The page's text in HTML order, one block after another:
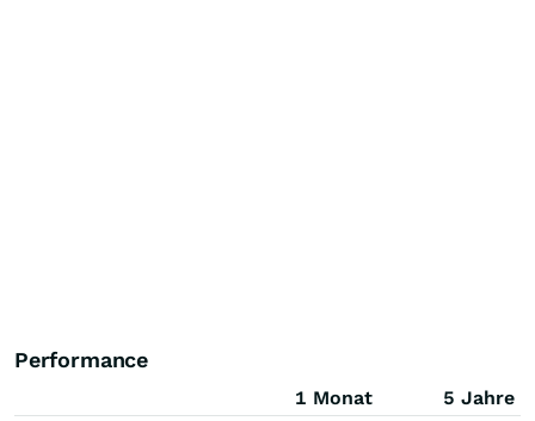
Performance
1 Monat
5 Jahre